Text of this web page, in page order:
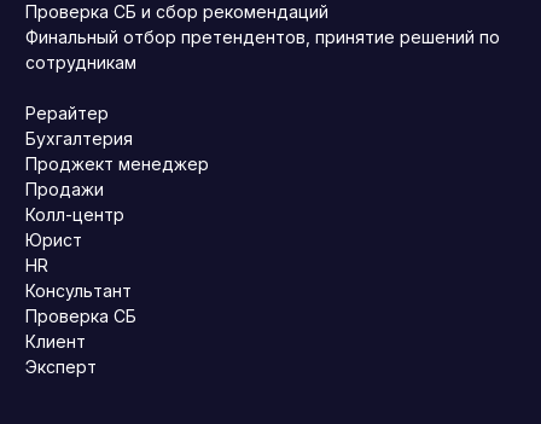
Проверка СБ и сбор рекомендаций
Финальный отбор претендентов, принятие решений по
сотрудникам
Рерайтер
Бухгалтерия
Проджект менеджер
Продажи
Колл-центр
Юрист
HR
Консультант
Проверка СБ
Клиент
Эксперт